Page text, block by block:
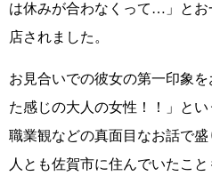
は休みが合わなくって…」
と
店されました。
お見合いでの彼女の第一印象を
た感じの大人の女性！！」
とい
職業観などの真面目なお話で
人とも佐賀市に住んでいたこ